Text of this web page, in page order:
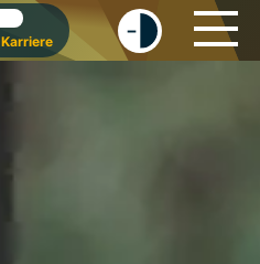
Karriere - +